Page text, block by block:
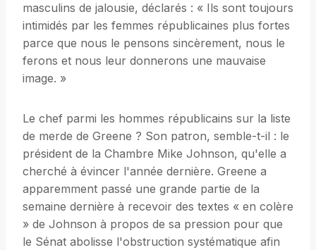
masculins de jalousie, déclarés : « Ils sont toujours
intimidés par les femmes républicaines plus fortes
parce que nous le pensons sincèrement, nous le
ferons et nous leur donnerons une mauvaise
image. »
Le chef parmi les hommes républicains sur la liste
de merde de Greene ? Son patron, semble-t-il : le
président de la Chambre Mike Johnson, qu'elle a
cherché à évincer l'année dernière. Greene a
apparemment passé une grande partie de la
semaine dernière à recevoir des textes « en colère
» de Johnson à propos de sa pression pour que
le Sénat abolisse l'obstruction systématique afin